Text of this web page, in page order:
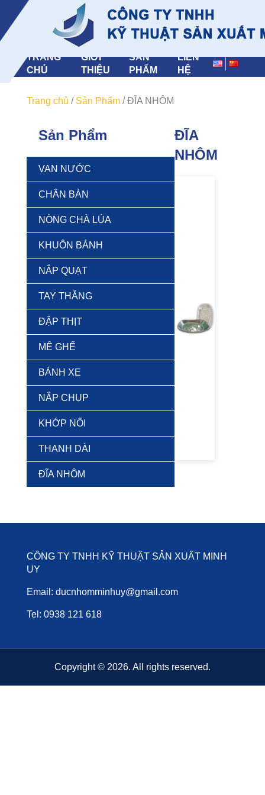
TRANG
CHỦ
GIỚI
THIỆU
SẢN
PHẨM
LIÊN
HỆ
Trang chủ / Sản Phẩm / ĐĨA NHÔM
Sản Phẩm
VAN NƯỚC
CHÂN BÀN
NÒNG CHÀ LÚA
KHUÔN BÁNH
NẮP QUẠT
TAY THẮNG
ĐẬP THỊT
MÊ GHẾ
BÁNH XE
NẮP CHỤP
KHỚP NỐI
THANH DÀI
ĐĨA NHÔM
ĐĨA
NHÔM
CÔNG TY TNHH KỸ THUẬT SẢN XUẤT MINH
UY
Email: ducnhomminhuy@gmail.com
Tel: 0938 121 618
Copyright © 2026. All rights reserved.